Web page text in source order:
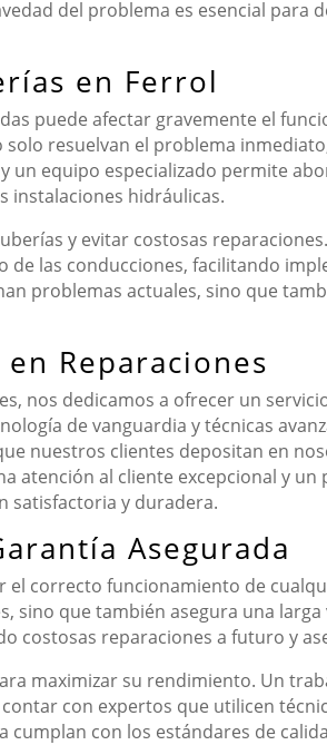
del problema es esencial para
en Ferrol
puede afectar gravemente el
resuelvan el problema
un equipo especializado permite
instalaciones hidráulicas.
y evitar costosas
las conducciones, facilitando
problemas actuales, sino que
Reparaciones
nos dedicamos a ofrecer un
de vanguardia y técnicas
nuestros clientes depositan en
atención al cliente excepcional y
satisfactoria y duradera.
Asegurada
el correcto funcionamiento de
sino que también asegura una
costosas reparaciones a futuro y
maximizar su rendimiento. Un
con expertos que utilicen
con los estándares de